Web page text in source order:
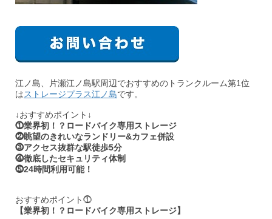
江ノ島、片瀬江ノ島駅周辺でおすすめのトランクルーム第1位
はストレージプラス江ノ島です。
↓おすすめポイント↓
⓵業界初！？ロードバイク専用ストレージ
⓶眺望のきれいなランドリー&カフェ併設
⓷アクセス抜群な駅徒歩5分
⓸徹底したセキュリティ体制
⓹24時間利用可能！
おすすめポイント⓵
【業界初！？ロードバイク専用ストレージ】